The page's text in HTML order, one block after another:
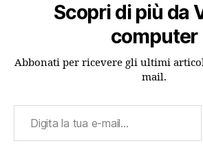
Scopri di più da
computer
Abbonati per ricevere gli ultimi
mail.
Digita la tua e-mail...